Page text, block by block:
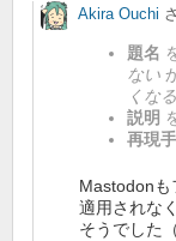
Akira Ouchi
題名
ない
くなる
説明
再現
Mastodonも
適用されな
そうでした